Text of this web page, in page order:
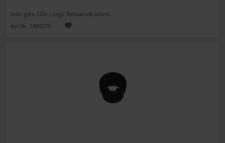
inkl. ges. USt., zzgl. Versandkosten
Art.Nr. 1899270